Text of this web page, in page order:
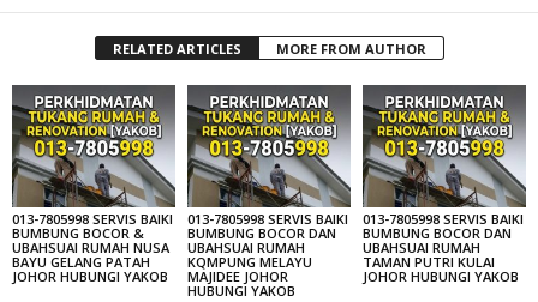
RELATED ARTICLES MORE FROM AUTHOR
013-7805998 SERVIS BAIKI
BUMBUNG BOCOR &
UBAHSUAI RUMAH NUSA
BAYU GELANG PATAH
JOHOR HUBUNGI YAKOB
013-7805998 SERVIS BAIKI
BUMBUNG BOCOR DAN
UBAHSUAI RUMAH
KQMPUNG MELAYU
MAJIDEE JOHOR
HUBUNGI YAKOB
013-7805998 SERVIS BAIKI
BUMBUNG BOCOR DAN
UBAHSUAI RUMAH
TAMAN PUTRI KULAI
JOHOR HUBUNGI YAKOB